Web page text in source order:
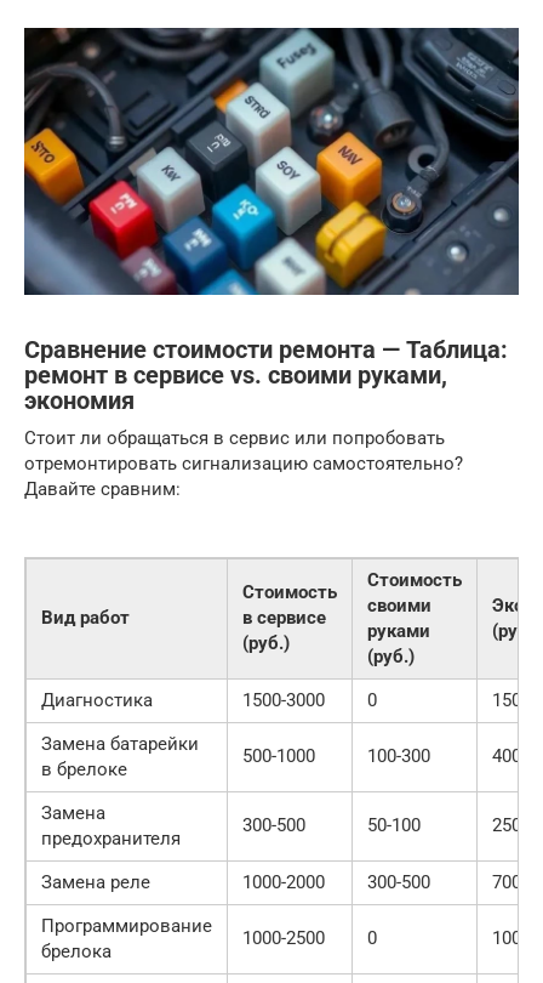
Сравнение стоимости ремонта — Таблица:
ремонт в сервисе vs. своими руками,
экономия
Стоит ли обращаться в сервис или попробовать
отремонтировать сигнализацию самостоятельно?
Давайте сравним:
Вид работ
Стоимость
в сервисе
(руб.)
Стоимость
своими
руками
(руб.)
(руб.)
Диагностика 1500-3000 0
1500-
Замена батарейки
в брелоке
500-1000 100-300 400-
Замена
предохранителя
300-500 50-100 250-
Замена реле 1000-2000 300-500
700-
Программирование
брелока
1000-2500 0 1000-